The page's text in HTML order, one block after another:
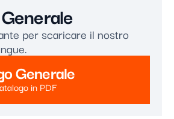
per scaricare il nostro
Generale
in PDF